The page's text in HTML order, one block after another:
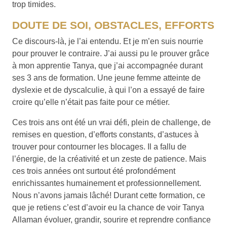
trop timides.
DOUTE DE SOI, OBSTACLES, EFFORTS
Ce discours-là, je l’ai entendu. Et je m’en suis nourrie
pour prouver le contraire. J’ai aussi pu le prouver grâce
à mon apprentie Tanya, que j’ai accompagnée durant
ses 3 ans de formation. Une jeune femme atteinte de
dyslexie et de dyscalculie, à qui l’on a essayé de faire
croire qu’elle n’était pas faite pour ce métier.
Ces trois ans ont été un vrai défi, plein de challenge, de
remises en question, d’efforts constants, d’astuces à
trouver pour contourner les blocages. Il a fallu de
l’énergie, de la créativité et un zeste de patience. Mais
ces trois années ont surtout été profondément
enrichissantes humainement et professionnellement.
Nous n’avons jamais lâché! Durant cette formation, ce
que je retiens c’est d’avoir eu la chance de voir Tanya
Allaman évoluer, grandir, sourire et reprendre confiance